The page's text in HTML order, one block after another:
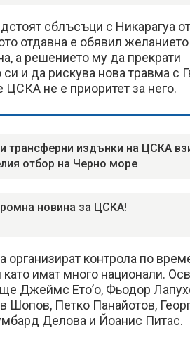
сблъсъци с Никарагуа
отдавна е обявил
а решението му да прекрати
и да рискува нова травма с
ЦСКА не е приоритет за него.
трансферни издънки на ЦСКА
отбор на Черно море
новина за ЦСКА!
контрола по
като имат много национали.
Джеймс Ето’о, Фьодор
Шопов, Петко Панайотов,
Делова и Йоанис Питас.